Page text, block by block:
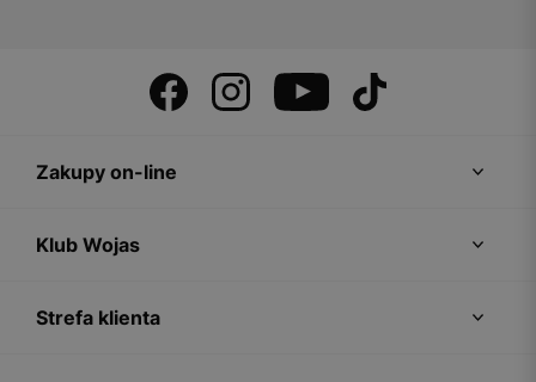
Zakupy on-line
Klub Wojas
Strefa klienta